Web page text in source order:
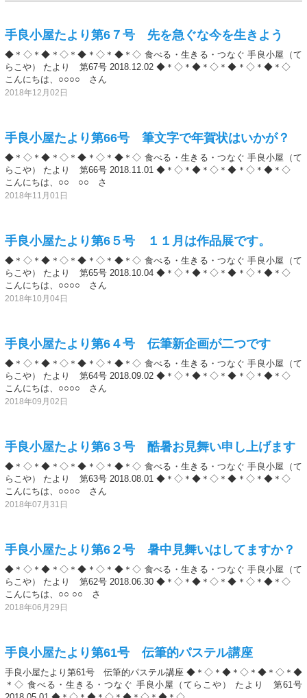
手良小屋たより第6７号 先を急ぐな今を生きよう
◆＊◇＊◆＊◇＊◆＊◇＊◆＊◇ 食べる・生きる・つなぐ 手良小屋（て
らこや） たより 第67号 2018.12.02 ◆＊◇＊◆＊◇＊◆＊◇＊◆＊◇
こんにちは、○○○○ さん
2018年12月02日
手良小屋たより第66号 筆文字で年賀状はいかが？
◆＊◇＊◆＊◇＊◆＊◇＊◆＊◇ 食べる・生きる・つなぐ 手良小屋（て
らこや） たより 第66号 2018.11.01 ◆＊◇＊◆＊◇＊◆＊◇＊◆＊◇
こんにちは、○○ ○○ さ
2018年11月01日
手良小屋たより第6５号 １１月は作品展です。
◆＊◇＊◆＊◇＊◆＊◇＊◆＊◇ 食べる・生きる・つなぐ 手良小屋（て
らこや） たより 第65号 2018.10.04 ◆＊◇＊◆＊◇＊◆＊◇＊◆＊◇
こんにちは、○○○○ さん
2018年10月04日
手良小屋たより第6４号 伝筆新企画が二つです
◆＊◇＊◆＊◇＊◆＊◇＊◆＊◇ 食べる・生きる・つなぐ 手良小屋（て
らこや） たより 第64号 2018.09.02 ◆＊◇＊◆＊◇＊◆＊◇＊◆＊◇
こんにちは、○○○○ さん
2018年09月02日
手良小屋たより第6３号 酷暑お見舞い申し上げます
◆＊◇＊◆＊◇＊◆＊◇＊◆＊◇ 食べる・生きる・つなぐ 手良小屋（て
らこや） たより 第63号 2018.08.01 ◆＊◇＊◆＊◇＊◆＊◇＊◆＊◇
こんにちは、○○○○ さん
2018年07月31日
手良小屋たより第6２号 暑中見舞いはしてますか？
◆＊◇＊◆＊◇＊◆＊◇＊◆＊◇ 食べる・生きる・つなぐ 手良小屋（て
らこや） たより 第62号 2018.06.30 ◆＊◇＊◆＊◇＊◆＊◇＊◆＊◇
こんにちは、○○ ○○ さ
2018年06月29日
手良小屋たより第61号 伝筆的パステル講座
手良小屋たより第61号 伝筆的パステル講座 ◆＊◇＊◆＊◇＊◆＊◇＊◆
＊◇ 食べる・生きる・つなぐ 手良小屋（てらこや） たより 第61号